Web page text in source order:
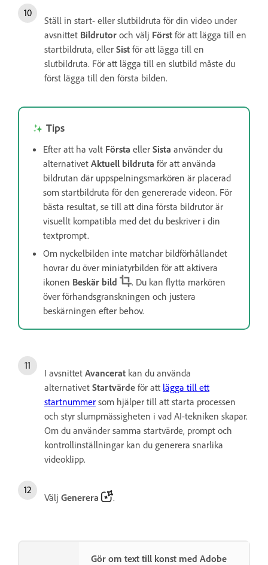
Ställ in start- eller slutbildruta för din video under
avsnittet Bildrutor och välj Först för att lägga till en
startbildruta, eller Sist för att lägga till en
slutbildruta. För att lägga till en slutbild måste du
först lägga till den första bilden.
Tips
Efter att ha valt Första eller Sista använder du
alternativet Aktuell bildruta för att använda
bildrutan där uppspelningsmarkören är placerad
som startbildruta för den genererade videon. För
bästa resultat, se till att dina första bildrutor är
visuellt kompatibla med det du beskriver i din
textprompt.
Om nyckelbilden inte matchar bildförhållandet
hovrar du över miniatyrbilden för att aktivera
ikonen Beskär bild
. Du kan flytta markören
över förhandsgranskningen och justera
beskärningen efter behov.
I avsnittet Avancerat kan du använda
alternativet Startvärde för att lägga till ett
startnummer som hjälper till att starta processen
och styr slumpmässigheten i vad AI-tekniken skapar.
Om du använder samma startvärde, prompt och
kontrollinställningar kan du generera snarlika
videoklipp.
Välj Generera .
Gör om text till konst med Adobe